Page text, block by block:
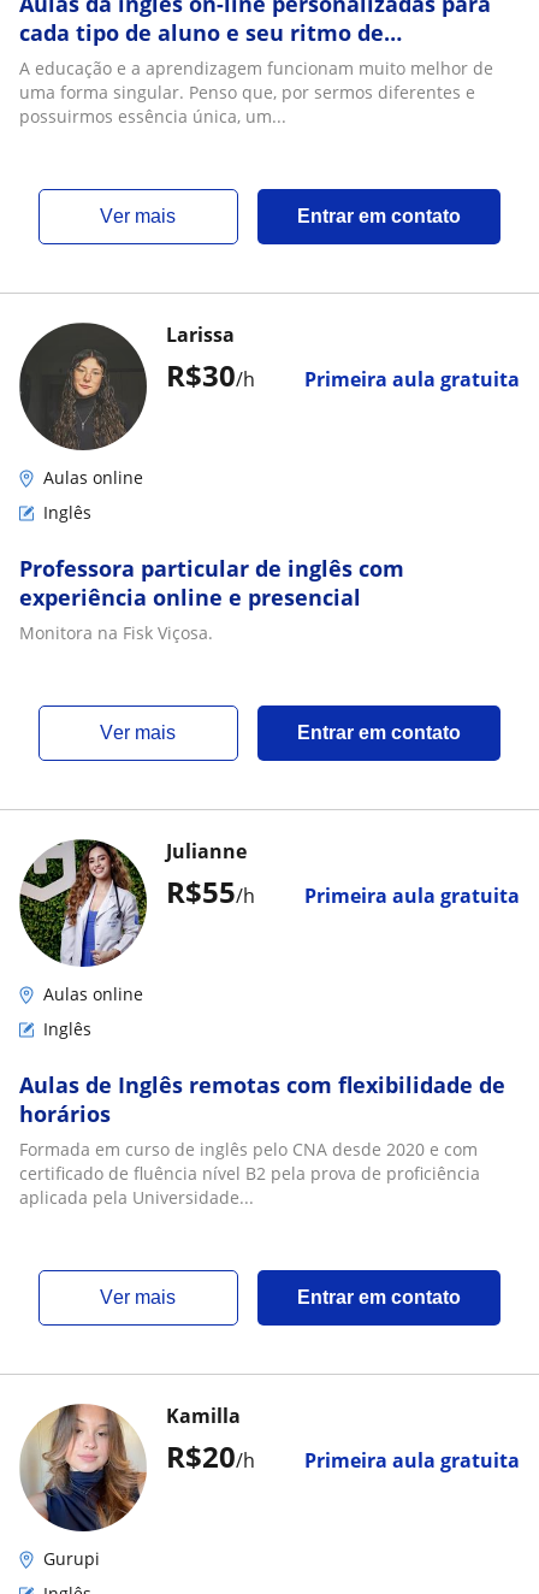
cada tipo de aluno e seu ritmo de
aprendeizagem
A educação e a aprendizagem funcionam muito melhor de
uma forma singular. Penso que, por sermos diferentes e
possuirmos essência única, um...
ver mais Entrar em contato
R$30/h Primeira aula gratuita
Larissa
Aulas online
Inglês
Professora particular de inglês com
experiência online e presencial
Monitora na Fisk Viçosa.
ver mais Entrar em contato
R$55/h Primeira aula gratuita
Julianne
Aulas online
Inglês
Aulas de Inglês remotas com flexibilidade de
horários
Formada em curso de inglês pelo CNA desde 2020 e com
certificado de fluência nível B2 pela prova de proficiência
aplicada pela Universidade...
ver mais Entrar em contato
R$20/h Primeira aula gratuita
Kamilla
Gurupi